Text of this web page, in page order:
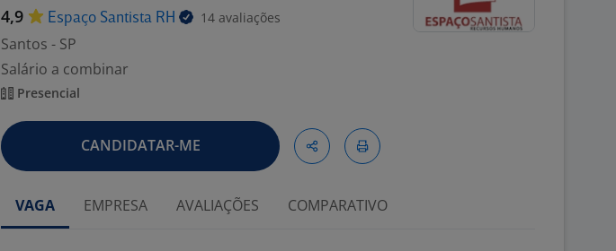
4,9 Espaço Santista RH 14 avaliações
Santos - SP
Salário a combinar
Presencial
CANDIDATAR-ME
VAGA EMPRESA AVALIAÇÕES COMPARATIVO